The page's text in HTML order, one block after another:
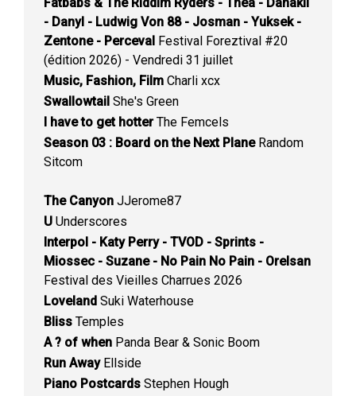
- Danyl - Ludwig Von 88 - Josman - Yuksek -
Zentone - Perceval Festival Foreztival #20
(édition 2026) - Vendredi 31 juillet
Music, Fashion, Film Charli xcx
Swallowtail She's Green
I have to get hotterThe Femcels
Season 03 : Board on the Next PlaneRandom
Sitcom
The Canyon JJerome87
U Underscores
Interpol - Katy Perry - TVOD - Sprints -
Miossec - Suzane - No Pain No Pain - Orelsan
Festival des Vieilles Charrues 2026
Loveland Suki Waterhouse
Bliss Temples
A ? of when Panda Bear & Sonic Boom
Run AwayEllside
Piano Postcards Stephen Hough